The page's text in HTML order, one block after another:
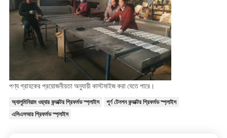
পণ্য গ্রাহকের প্রয়োজনীয়তা অনুযায়ী কাস্টমাইজ করা যেতে পারে।
অ্যালুমিনিয়াম ওয়্যার কন্ডাক্টর প্রিফর্মড স্প্লাইস
পূর্ণ টেনশন কন্ডাক্টর প্রিফর্মড স্প্লাইস
এসিএসআর প্রিফর্মড স্প্লাইস